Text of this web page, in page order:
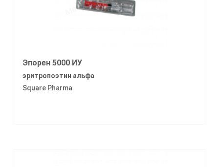
Эпорен 5000 ИУ
эритропоэтин альфа
Square Pharma